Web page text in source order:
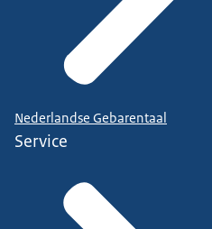
Nederlandse Gebarentaal
Service